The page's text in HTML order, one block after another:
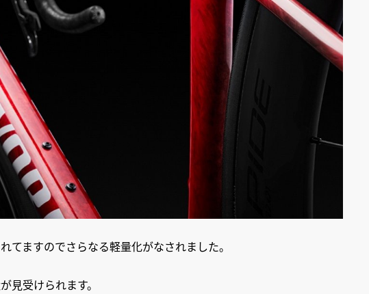
てますのでさらなる軽量化がなされました。
見受けられます。